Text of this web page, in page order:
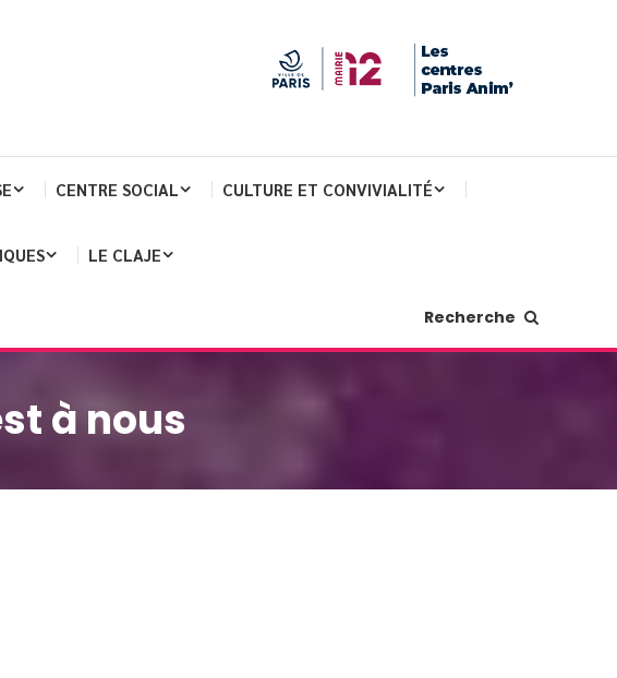
CENTRE SOCIAL CULTURE ET CONVIVIALITÉ
LE CLAJE
Recherche
à nous